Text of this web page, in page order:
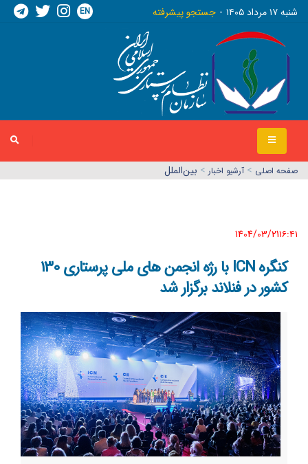
شنبه ١٧ مرداد ١٤٠٥ جستجو پیشرفته EN
صفحه اصلي > آرشیو اخبار > بین‌الملل
1404/03/21١٦:٤١
کنگره ICN با رژه انجمن های ملی پرستاری 130
کشور در فنلاند برگزار شد